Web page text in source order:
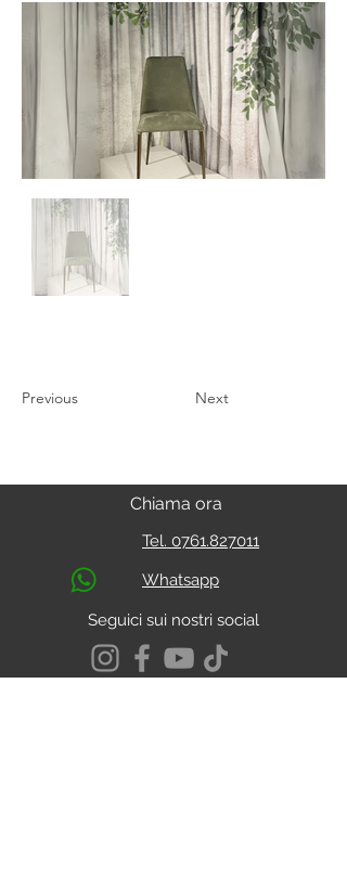
Previous Next
Chiama ora
Tel. 0761.827011
Whatsapp
Seguici sui nostri social